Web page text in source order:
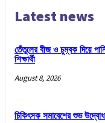
Latest news
তেঁতুলের বীজ ও চুম্বক দিয়ে
শিক্ষার্থী
August 8, 2026
চিকিৎসক সমাবেশের শুভ